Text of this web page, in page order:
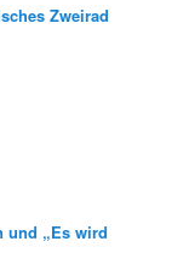
Zweirad
und „Es wird